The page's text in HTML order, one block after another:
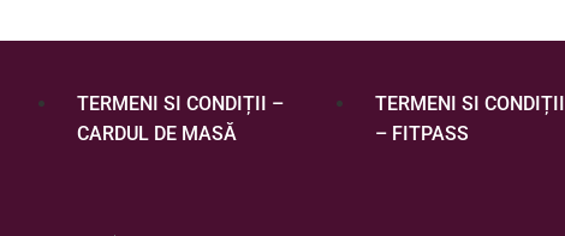
TERMENI SI CONDIȚII –
CARDUL DE MASĂ
TERMENI SI CONDIȚII
– FITPASS